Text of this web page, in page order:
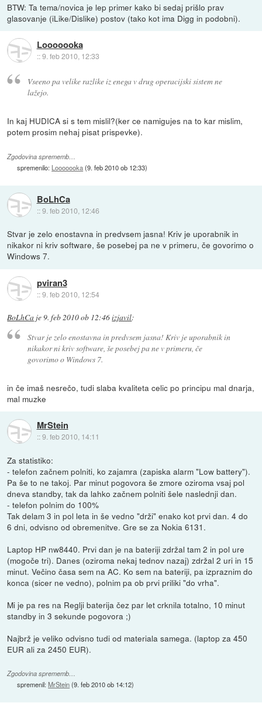
BTW: Ta tema/novica je lep primer kako bi sedaj prišlo prav
glasovanje (iLike/Dislike) postov (tako kot ima Digg in podobni).
Looooooka
::9. feb 2010, 12:33
Vseeno pa velike razlike iz enega v drug operacijski sistem ne
lažejo.
In kaj HUDICA si s tem mislil?(ker ce namigujes na to kar mislim,
potem prosim nehaj pisat prispevke).
Zgodovina sprememb…
spremenilo: Looooooka(9. feb 2010 ob 12:33)
BoLhCa
::9. feb 2010, 12:46
Stvar je zelo enostavna in predvsem jasna! Kriv je uporabnik in
nikakor ni kriv software, še posebej pa ne v primeru, če govorimo o
Windows 7.
pviran3
::9. feb 2010, 12:54
BoLhCa je9. feb 2010 ob 12:46izjavil:
Stvar je zelo enostavna in predvsem jasna! Kriv je uporabnik in
nikakor ni kriv software, še posebej pa ne v primeru, če
govorimo o Windows 7.
in če imaš nesrečo, tudi slaba kvaliteta celic po principu mal dnarja,
mal muzke
MrStein
::9. feb 2010, 14:11
Za statistiko:
- telefon začnem polniti, ko zajamra (zapiska alarm "Low battery").
Pa še to ne takoj. Par minut pogovora še zmore oziroma vsaj pol
dneva standby, tak da lahko začnem polniti šele naslednji dan.
- telefon polnim do 100%
Tak delam 3 in pol leta in še vedno "drži" enako kot prvi dan. 4 do
6 dni, odvisno od obremenitve. Gre se za Nokia 6131.
Laptop HP nw8440. Prvi dan je na bateriji zdržal tam 2 in pol ure
(mogoče tri). Danes (oziroma nekaj tednov nazaj) zdržal 2 uri in 15
minut. Večino časa sem na AC. Ko sem na bateriji, pa izpraznim do
konca (sicer ne vedno), polnim pa ob prvi priliki "do vrha".
Mi je pa res na Reglji baterija čez par let crknila totalno, 10 minut
standby in 3 sekunde pogovora ;)
Najbrž je veliko odvisno tudi od materiala samega. (laptop za 450
EUR ali za 2450 EUR).
Zgodovina sprememb…
spremenil:MrStein(9. feb 2010 ob 14:12)